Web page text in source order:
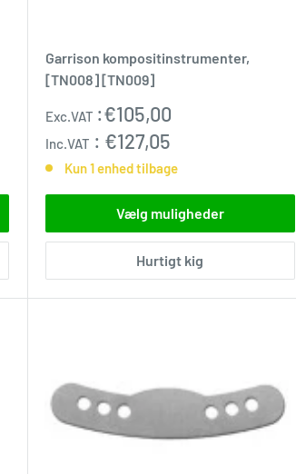
Garrison kompositinstrumenter,
[TN008] [TN009]
Udsalgspris
Exc.VAT :€105,00
Inc.VAT : €127,05
Kun 1 enhed tilbage
Vælg muligheder
Hurtigt kig